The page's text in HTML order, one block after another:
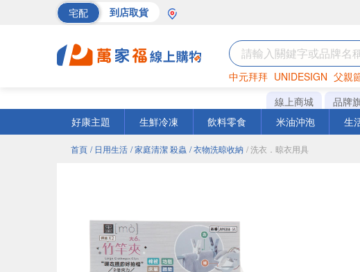
宅配 到店取貨
中元拜拜 UNIDESIGN 父親
巧克力 罐頭 衛生紙
線上商城 品牌
好康主題
生鮮冷凍 飲料零食 米油沖泡 生
首頁 / 日用生活 / 家庭清潔 殺蟲 / 衣物洗晾收納 / 洗衣．晾衣用具